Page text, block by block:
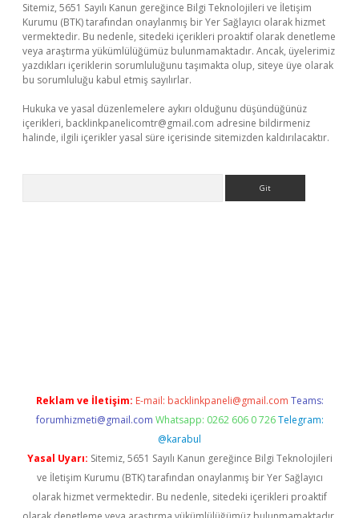
Sitemiz, 5651 Sayılı Kanun gereğince Bilgi Teknolojileri ve İletişim
Kurumu (BTK) tarafından onaylanmış bir Yer Sağlayıcı olarak hizmet
vermektedir. Bu nedenle, sitedeki içerikleri proaktif olarak denetleme
veya araştırma yükümlülüğümüz bulunmamaktadır. Ancak, üyelerimiz
yazdıkları içeriklerin sorumluluğunu taşımakta olup, siteye üye olarak
bu sorumluluğu kabul etmiş sayılırlar.
Hukuka ve yasal düzenlemelere aykırı olduğunu düşündüğünüz
içerikleri, backlinkpanelicomtr@gmail.com adresine bildirmeniz
halinde, ilgili içerikler yasal süre içerisinde sitemizden kaldırılacaktır.
Reklam ve İletişim: E-mail: backlinkpaneli@gmail.com Teams:
forumhizmeti@gmail.com Whatsapp: 0262 606 0 726 Telegram:
@karabul
Yasal Uyarı: Sitemiz, 5651 Sayılı Kanun gereğince Bilgi Teknolojileri
ve İletişim Kurumu (BTK) tarafından onaylanmış bir Yer Sağlayıcı
olarak hizmet vermektedir. Bu nedenle, sitedeki içerikleri proaktif